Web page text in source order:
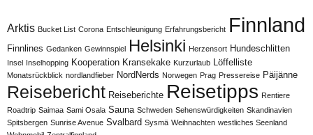
Arktis Bucket List Corona Entschleunigung Erfahrungsbericht Finnland
Finnlines Gedanken Gewinnspiel Helsinki Herzensort Hundeschlitten
Insel Inselhopping Kooperation Kransekake Kurzurlaub Löffelliste
Monatsrückblick nordlandfieber NordNerds Norwegen Prag Pressereise Päijänne
Reisebericht Reiseberichte Reisetipps Rentiere
Roadtrip Saimaa Sami Osala Sauna Schweden Sehenswürdigkeiten Skandinavien
Spitsbergen Sunrise Avenue Svalbard Sysmä Weihnachten westliches Seenland